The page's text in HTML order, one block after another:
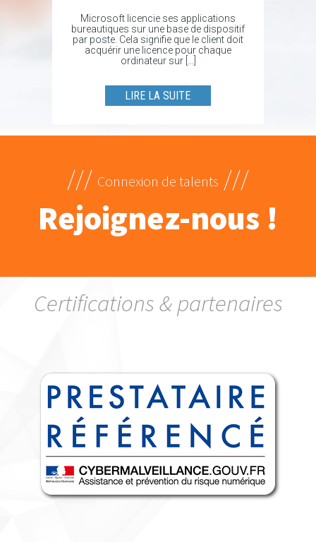
Microsoft licencie ses applications
bureautiques sur une base de dispositif
par poste. Cela signifie que le client doit
acquérir une licence pour chaque
ordinateur sur […]
LIRE LA SUITE
/// Connexion de talents ///
Rejoignez-nous !
Certifications & partenaires